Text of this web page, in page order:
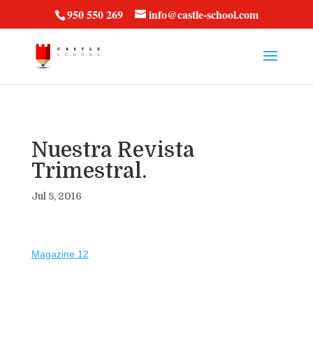
950 550 269 info@castle-school.com
Nuestra Revista
Trimestral.
Jul 8, 2016
Magazine 12